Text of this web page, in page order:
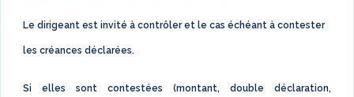
Le dirigeant est invité à contrôler et le cas échéant à contester
les créances déclarées.
Si elles sont contestées (montant, double déclaration,